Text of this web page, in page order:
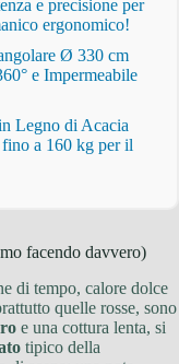
e precisione per
ergonomico!
Ø 330 cm
e Impermeabile
Legno di Acacia
a 160 kg per il
facendo davvero)
di tempo, calore dolce
quelle rosse, sono
e una cottura lenta, si
tipico della